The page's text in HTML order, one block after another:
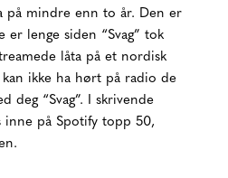
på mindre enn to år. Den er
er lenge siden “Svag” tok
låta på et nordisk
ikke ha hørt på radio de
deg “Svag”. I skrivende
inne på Spotify topp 50,